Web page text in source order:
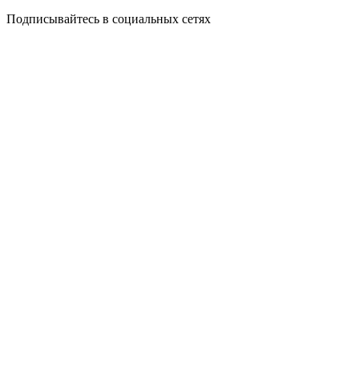
Подписывайтесь в социальных сетях